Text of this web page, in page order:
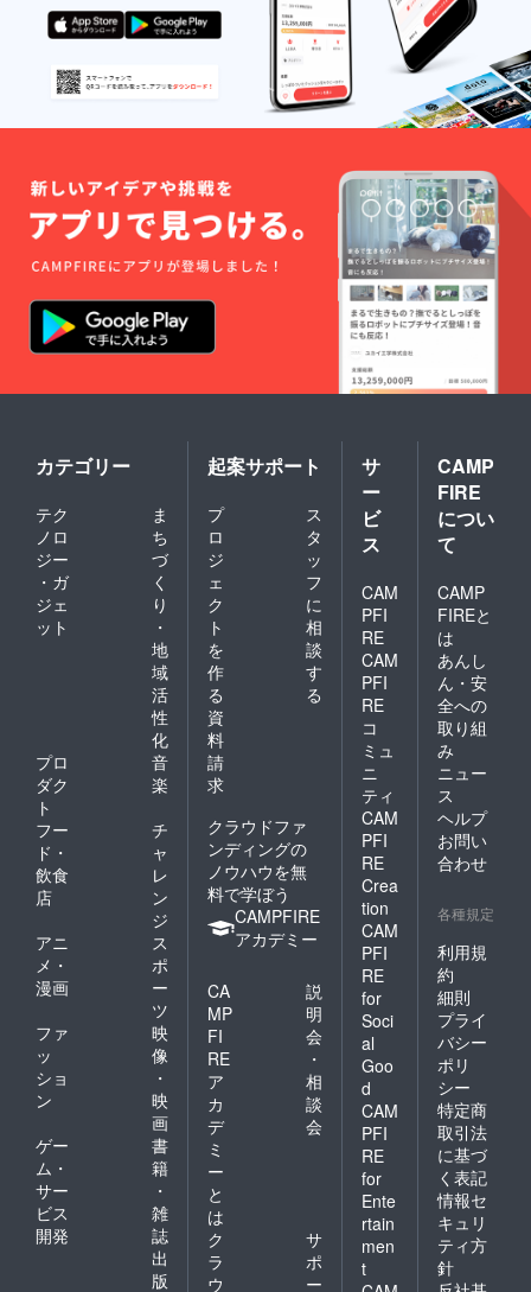
カテゴリー
テク
ノロ
ジー
・ガ
ジェ
ット
ま
ち
づ
く
り
・
地
域
活
性
化
プロ
ダク
ト
音
楽
フー
ド・
飲食
店
チ
ャ
レ
ン
ジ
アニ
メ・
漫画
ス
ポ
ー
ツ
ファ
ッ
ショ
ン
映
像
・
映
画
ゲー
ム・
サー
ビス
開発
書
籍
・
雑
誌
出
版
起案サポート
プ
ロ
ジ
ェ
ク
ト
を
作
る
ス
タ
ッ
フ
に
相
談
す
る
資
料
請
求
クラウドファ
ンディングの
ノウハウを無
料で学ぼう
CAMPFIRE
アカデミー
CA
MP
FI
RE
ア
カ
デ
ミ
ー
と
は
説
明
会
・
相
談
会
ク
ラ
ウ
サ
ポ
ー
サ
ー
ビ
ス
CAM
PFI
RE
CAM
PFI
RE
コ
ミュ
ニ
ティ
CAM
PFI
RE
Crea
tion
CAM
PFI
RE
for
Soci
al
Goo
d
CAM
PFI
RE
for
Ente
rtain
men
t
CAMP
FIRE
につい
て
CAMP
FIREと
は
あんし
ん・安
全への
取り組
み
ニュー
ス
ヘルプ
お問い
合わせ
各種規定
利用規
約
細則
プライ
バシー
ポリ
シー
特定商
取引法
に基づ
く表記
情報セ
キュリ
ティ方
針